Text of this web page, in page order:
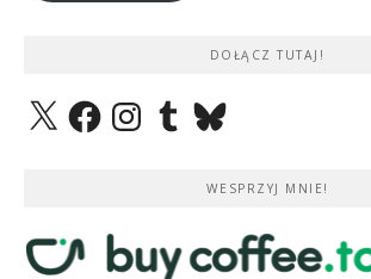
DOŁĄCZ TUTAJ!
X FacebookInstagramTumblrBluesky
WESPRZYJ MNIE!